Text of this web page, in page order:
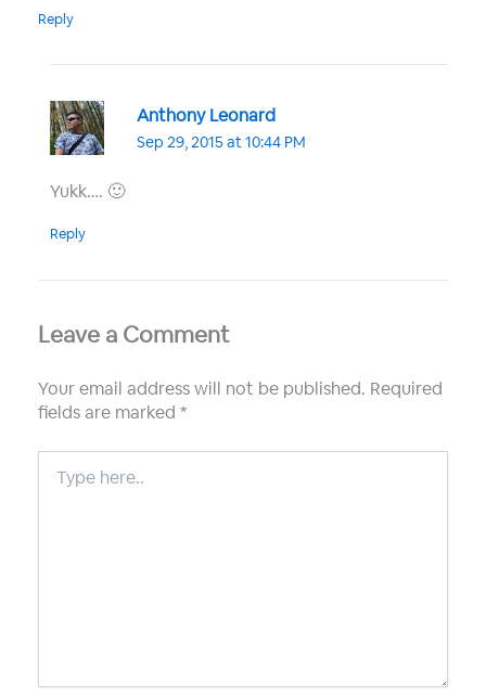
Reply
Anthony Leonard
Sep 29, 2015 at 10:44 PM
Yukk…. 🙂
Reply
Leave a Comment
Your email address will not be published. Required
fields are marked *
here..